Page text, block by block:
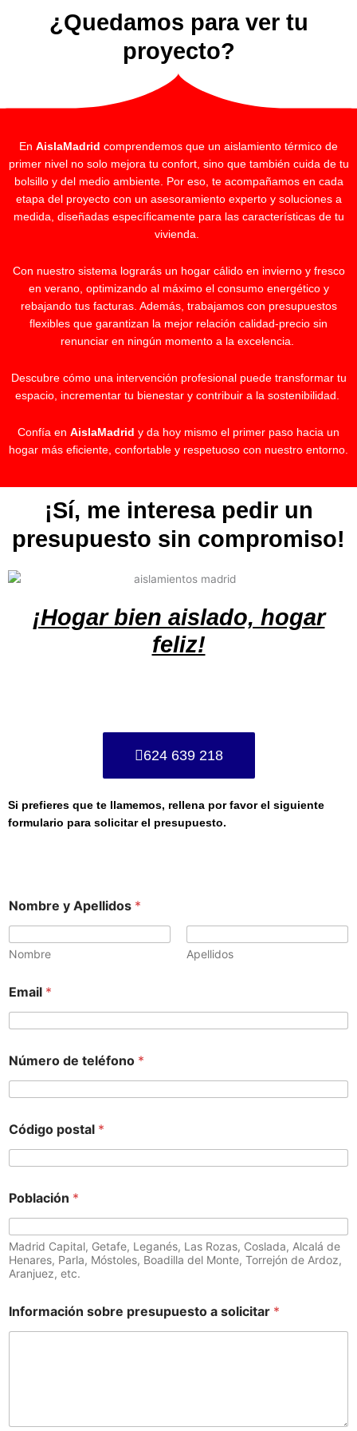
¿Quedamos para ver tu
proyecto?
En AislaMadrid comprendemos que un aislamiento térmico de
primer nivel no solo mejora tu confort, sino que también cuida de tu
bolsillo y del medio ambiente. Por eso, te acompañamos en cada
etapa del proyecto con un asesoramiento experto y soluciones a
medida, diseñadas específicamente para las características de tu
vivienda.
Con nuestro sistema lograrás un hogar cálido en invierno y fresco
en verano, optimizando al máximo el consumo energético y
rebajando tus facturas. Además, trabajamos con presupuestos
flexibles que garantizan la mejor relación calidad-precio sin
renunciar en ningún momento a la excelencia.
Descubre cómo una intervención profesional puede transformar tu
espacio, incrementar tu bienestar y contribuir a la sostenibilidad.
Confía en AislaMadrid y da hoy mismo el primer paso hacia un
hogar más eficiente, confortable y respetuoso con nuestro entorno.
¡Sí, me interesa pedir un
presupuesto sin compromiso!
¡Hogar bien aislado, hogar
feliz!
624 639 218
Si prefieres que te llamemos, rellena por favor el siguiente
formulario para solicitar el presupuesto.
Nombre y Apellidos *
Nombre Apellidos
Email *
Número de teléfono *
Código postal *
Población *
Madrid Capital, Getafe, Leganés, Las Rozas, Coslada, Alcalá de
Henares, Parla, Móstoles, Boadilla del Monte, Torrejón de Ardoz,
Aranjuez, etc.
Información sobre presupuesto a solicitar *